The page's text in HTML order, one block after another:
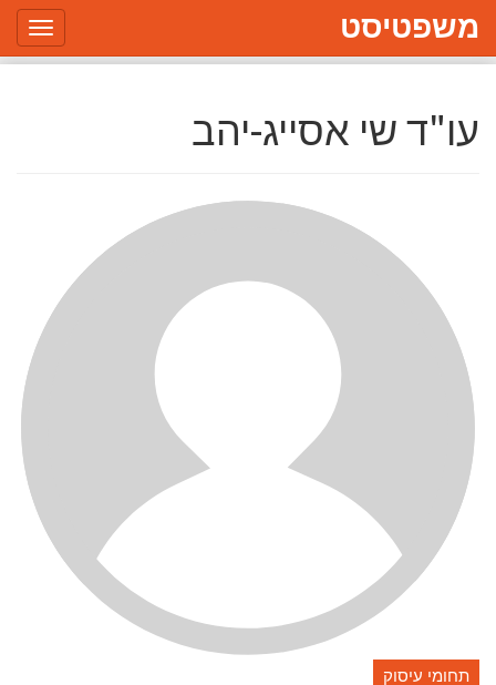
משפטיסט
עו"ד שי אסייג-יהב
תחומי עיסוק